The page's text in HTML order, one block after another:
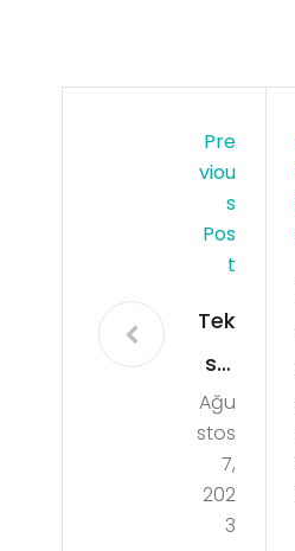
Pre
Viou
S
Pos
T
Tek
stil
sek
tör
ünd
eki
Ağu
stos
7,
202
3